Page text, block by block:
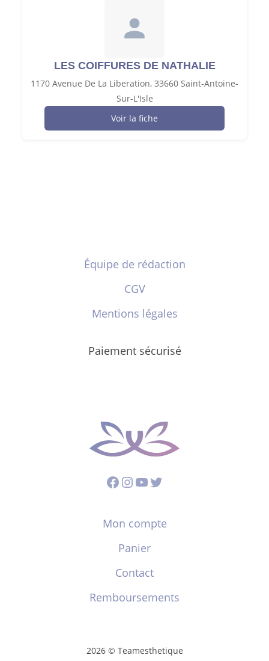
LES COIFFURES DE NATHALIE
1170 Avenue De La Liberation, 33660 Saint-Antoine-
Sur-L'Isle
Voir la fiche
Équipe de rédaction
CGV
Mentions légales
Paiement sécurisé
Facebook
Instagram
YouTube
Twitter
Mon compte
Panier
Contact
Remboursements
2026 © Teamesthetique